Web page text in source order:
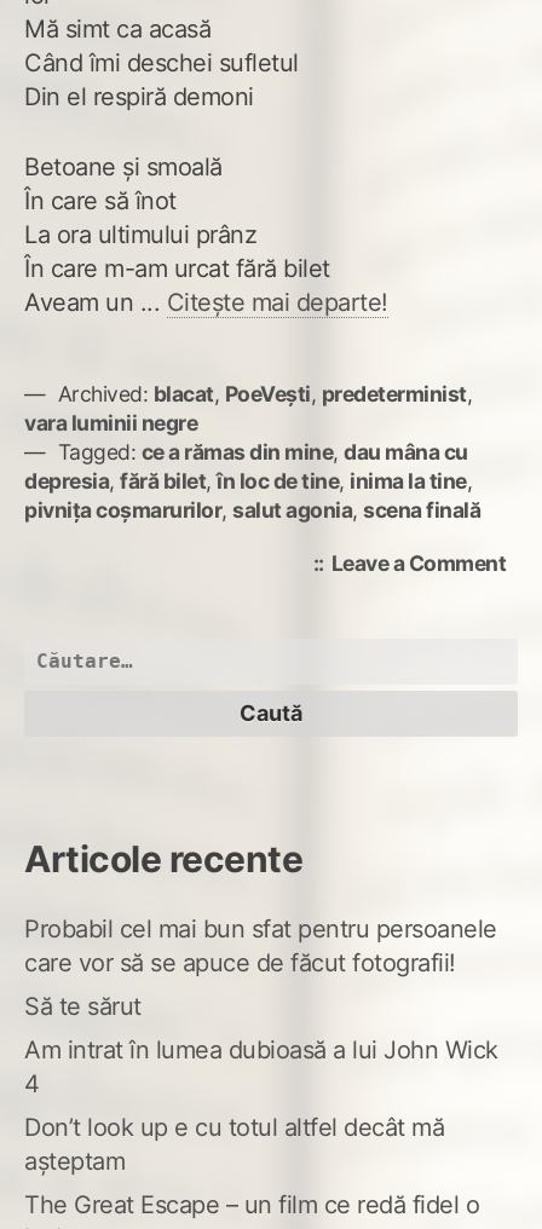
Mă simt ca acasă
Când îmi deschei sufletul
Din el respiră demoni
Betoane și smoală
În care să înot
La ora ultimului prânz
În care m-am urcat fără bilet
Aveam un ... Citește mai departe!
Archived: blacat, PoeVești, predeterminist,
vara luminii negre
Tagged: ce a rămas din mine, dau mâna cu
depresia, fără bilet,în loc de tine, inima la tine,
pivnița coșmarurilor, salut agonia, scena finală
Leave a Commenton
Caută
Articole recente
Probabil cel mai bun sfat pentru persoanele
care vor să se apuce de făcut fotografii!
Să te sărut
Am intrat în lumea dubioasă a lui John Wick
4
Don’t look up e cu totul altfel decât mă
așteptam
The Great Escape – un film ce redă fidel o